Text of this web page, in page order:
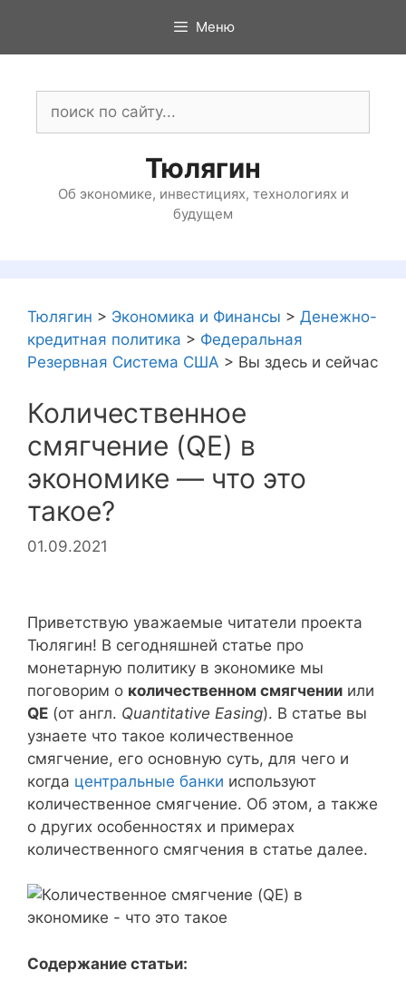
содержимому
Меню
Тюлягин
Об экономике, инвестициях, технологиях и
будущем
Тюлягин > Экономика и Финансы > Денежно-
кредитная политика > Федеральная
Резервная Система США > Вы здесь и сейчас
Количественное
смягчение (QE) в
экономике — что это
такое?
01.09.2021
Приветствую уважаемые читатели проекта
Тюлягин! В сегодняшней статье про
монетарную политику в экономике мы
поговорим о количественном смягчении или
QE (от англ. Quantitative Easing). В статье вы
узнаете что такое количественное
смягчение, его основную суть, для чего и
когда центральные банки используют
количественное смягчение. Об этом, а также
о других особенностях и примерах
количественного смягчения в статье далее.
Содержание статьи: